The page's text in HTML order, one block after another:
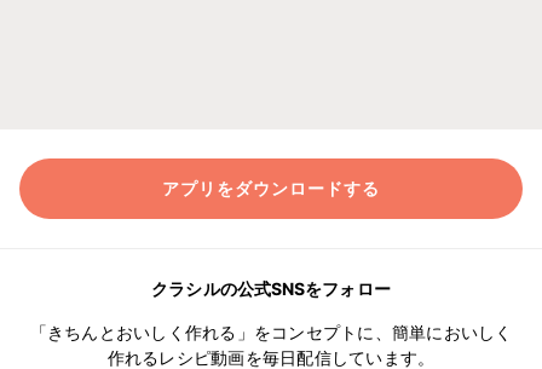
アプリをダウンロードする
クラシルの公式SNSをフォロー
「きちんとおいしく作れる」をコンセプトに、簡単においしく
作れるレシピ動画を毎日配信しています。